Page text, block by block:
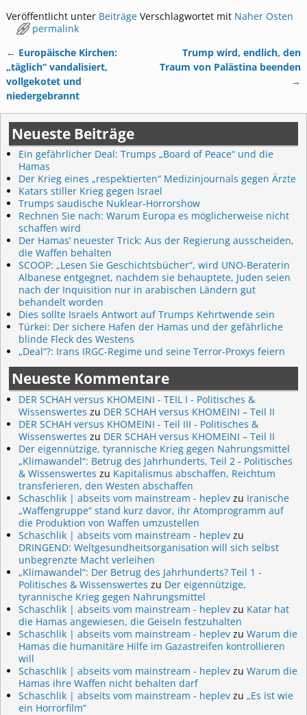
Veröffentlicht unter Beiträge Verschlagwortet mit Naher Osten
permalink
Artikelnavigation
← Europäische Kirchen:
„täglich“ vandalisiert,
vollgekotet und
niedergebrannt
Trump wird, endlich, den
Traum von Palästina beenden
→
Neueste Beiträge
Ein gefährlicher Deal: Trumps „Board of Peace“ und die
Hamas
Der Krieg eines „respektierten“ Medizinjournals gegen Ärzte
Katars stiller Krieg gegen Israel
Trumps saudische Nuklear-Horrorshow
Rechnen Sie nach: Warum Europa es möglicherweise nicht
schaffen wird
Der Hamas‘ neuester Trick: Aus der Regierung ausscheiden,
die Waffen behalten
SCOOP: „Lesen Sie Geschichtsbücher“, wird UNO-Beraterin
Albanese entgegnet, nachdem sie behauptete, Juden seien
nach der Inquisition nur in arabischen Ländern gut
behandelt worden
Dies sollte Israels Antwort auf Trumps Kehrtwende sein
Türkei: Der sichere Hafen der Hamas und der gefährliche
blinde Fleck des Westens
„Deal“?: Irans IRGC-Regime und seine Terror-Proxys feiern
Neueste Kommentare
DER SCHAH versus KHOMEINI - TEIL I - Politisches &
Wissenswertes zu DER SCHAH versus KHOMEINI – Teil II
DER SCHAH versus KHOMEINI - Teil III - Politisches &
Wissenswertes zu DER SCHAH versus KHOMEINI – Teil II
Der eigennützige, tyrannische Krieg gegen Nahrungsmittel
„Klimawandel“: Betrug des Jahrhunderts, Teil 2 - Politisches
& Wissenswertes zu Kapitalismus abschaffen, Reichtum
transferieren, den Westen abschaffen
Schaschlik | abseits vom mainstream - heplev zu Iranische
„Waffengruppe“ stand kurz davor, ihr Atomprogramm auf
die Produktion von Waffen umzustellen
Schaschlik | abseits vom mainstream - heplev zu
DRINGEND: Weltgesundheitsorganisation will sich selbst
unbegrenzte Macht verleihen
„Klimawandel“: Der Betrug des Jahrhunderts? Teil 1 -
Politisches & Wissenswertes zu Der eigennützige,
tyrannische Krieg gegen Nahrungsmittel
Schaschlik | abseits vom mainstream - heplev zu Katar hat
die Hamas angewiesen, die Geiseln festzuhalten
Schaschlik | abseits vom mainstream - heplev zu Warum die
Hamas die humanitäre Hilfe im Gazastreifen kontrollieren
will
Schaschlik | abseits vom mainstream - heplev zu Warum die
Hamas ihre Waffen nicht behalten darf
Schaschlik | abseits vom mainstream - heplev zu „Es ist wie
ein Horrorfilm“